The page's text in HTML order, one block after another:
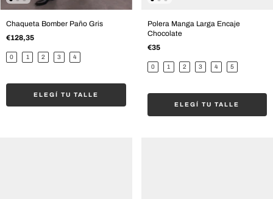
Chaqueta Bomber Paño Gris
€128,35
0 1 2 3 4
ELEGÍ TU TALLE
Polera Manga Larga Encaje
Chocolate
€35
0 1 2 3 4 5
ELEGÍ TU TALLE